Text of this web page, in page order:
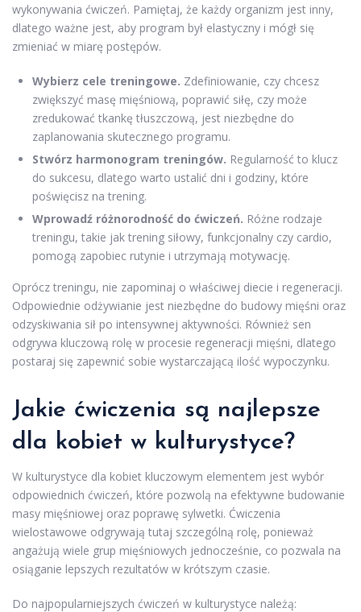
wykonywania ćwiczeń. Pamiętaj, że każdy organizm jest inny,
dlatego ważne jest, aby program był elastyczny i mógł się
zmieniać w miarę postępów.
Wybierz cele treningowe. Zdefiniowanie, czy chcesz
zwiększyć masę mięśniową, poprawić siłę, czy może
zredukować tkankę tłuszczową, jest niezbędne do
zaplanowania skutecznego programu.
Stwórz harmonogram treningów. Regularność to klucz
do sukcesu, dlatego warto ustalić dni i godziny, które
poświęcisz na trening.
Wprowadź różnorodność do ćwiczeń. Różne rodzaje
treningu, takie jak trening siłowy, funkcjonalny czy cardio,
pomogą zapobiec rutynie i utrzymają motywację.
Oprócz treningu, nie zapominaj o właściwej diecie i regeneracji.
Odpowiednie odżywianie jest niezbędne do budowy mięśni oraz
odzyskiwania sił po intensywnej aktywności. Również sen
odgrywa kluczową rolę w procesie regeneracji mięśni, dlatego
postaraj się zapewnić sobie wystarczającą ilość wypoczynku.
Jakie ćwiczenia są najlepsze
dla kobiet w kulturystyce?
W kulturystyce dla kobiet kluczowym elementem jest wybór
odpowiednich ćwiczeń, które pozwolą na efektywne budowanie
masy mięśniowej oraz poprawę sylwetki. Ćwiczenia
wielostawowe odgrywają tutaj szczególną rolę, ponieważ
angażują wiele grup mięśniowych jednocześnie, co pozwala na
osiąganie lepszych rezultatów w krótszym czasie.
Do najpopularniejszych ćwiczeń w kulturystyce należą: